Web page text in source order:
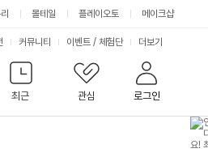
몰테일 플레이오토
메이크샵
최근
관심 로그인
커뮤니티 이벤트 / 체험단 서
비
스
더보기